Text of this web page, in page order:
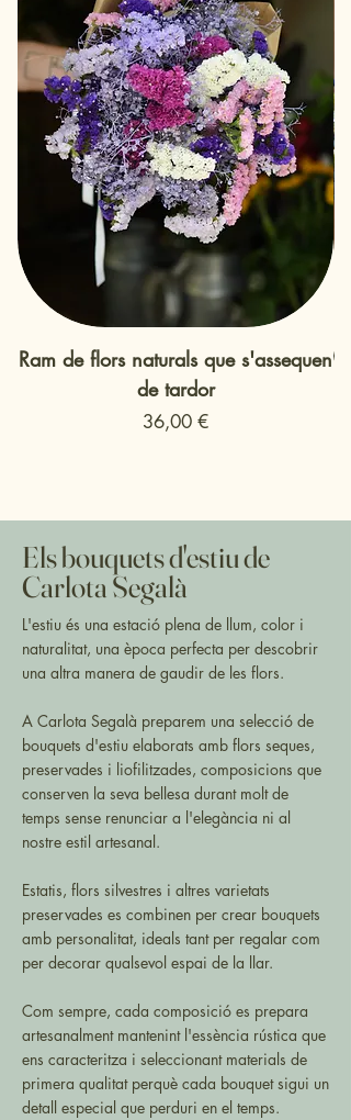
Ram de flors naturals que s'assequen
de tardor
Preu
36,00 €
Els bouquets d'estiu de
Carlota Segalà
L'estiu és una estació plena de llum, color i
naturalitat, una època perfecta per descobrir
una altra manera de gaudir de les flors.
A Carlota Segalà preparem una selecció de
bouquets d'estiu elaborats amb flors seques,
preservades i liofilitzades, composicions que
conserven la seva bellesa durant molt de
temps sense renunciar a l'elegància ni al
nostre estil artesanal.
Estatis, flors silvestres i altres varietats
preservades es combinen per crear bouquets
amb personalitat, ideals tant per regalar com
per decorar qualsevol espai de la llar.
Com sempre, cada composició es prepara
artesanalment mantenint l'essència rústica que
ens caracteritza i seleccionant materials de
primera qualitat perquè cada bouquet sigui un
detall especial que perduri en el temps.